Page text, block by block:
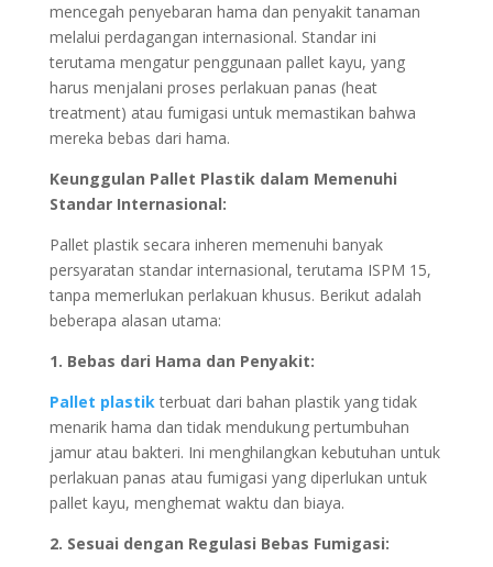
mencegah penyebaran hama dan penyakit tanaman
melalui perdagangan internasional. Standar ini
terutama mengatur penggunaan pallet kayu, yang
harus menjalani proses perlakuan panas (heat
treatment) atau fumigasi untuk memastikan bahwa
mereka bebas dari hama.
Keunggulan Pallet Plastik dalam Memenuhi
Standar Internasional:
Pallet plastik secara inheren memenuhi banyak
persyaratan standar internasional, terutama ISPM 15,
tanpa memerlukan perlakuan khusus. Berikut adalah
beberapa alasan utama:
1. Bebas dari Hama dan Penyakit:
Pallet plastikterbuat dari bahan plastik yang tidak
menarik hama dan tidak mendukung pertumbuhan
jamur atau bakteri. Ini menghilangkan kebutuhan untuk
perlakuan panas atau fumigasi yang diperlukan untuk
pallet kayu, menghemat waktu dan biaya.
2. Sesuai dengan Regulasi Bebas Fumigasi: